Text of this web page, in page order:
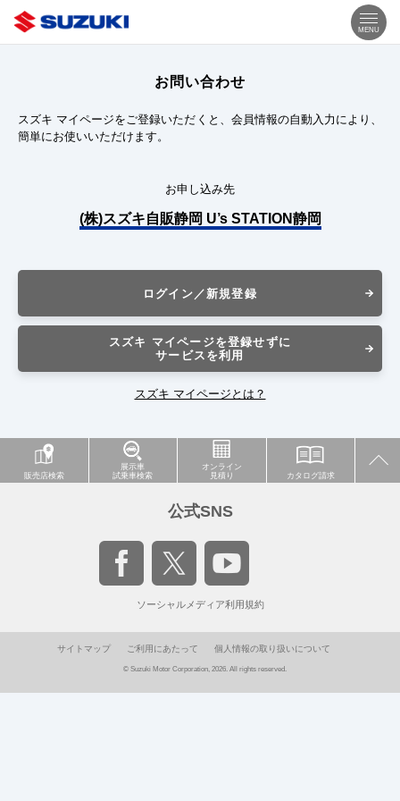
MENU
お問い合わせ
スズキ マイページをご登録いただくと、会員情報の自動入力により、
簡単にお使いいただけます。
お申し込み先
(株)スズキ自販静岡 U’s STATION静岡
ログイン／新規登録
スズキ マイページを登録せずに
サービスを利用
スズキ マイページとは？
販売店検索
展示車
試乗車検索
オンライン
見積り
カタログ請求
公式SNS
ソーシャルメディア利用規約
サイトマップ ご利用にあたって 個人情報の取り扱いについて
© Suzuki Motor Corporation, 2026. All rights reserved.